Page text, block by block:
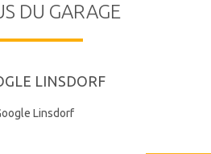
DU GARAGE
LINSDORF
Linsdorf